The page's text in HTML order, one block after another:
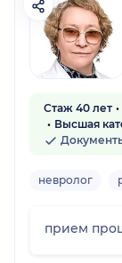
Стаж 40 лет
Высшая
невролог
прием